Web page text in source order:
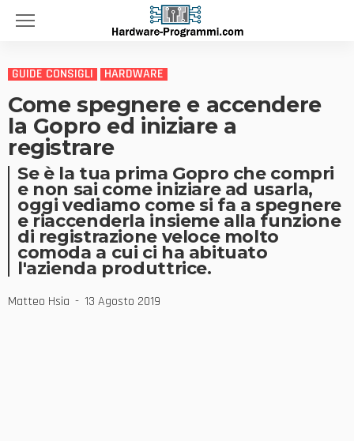
GUIDE CONSIGLI HARDWARE
Come spegnere e accendere
la Gopro ed iniziare a
registrare
Se è la tua prima Gopro che compri
e non sai come iniziare ad usarla,
oggi vediamo come si fa a spegnere
e riaccenderla insieme alla funzione
di registrazione veloce molto
comoda a cui ci ha abituato
l'azienda produttrice.
Matteo Hsia 13 Agosto 2019